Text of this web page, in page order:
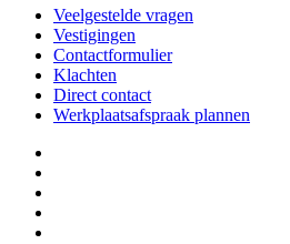
Veelgestelde vragen
Vestigingen
Contactformulier
Klachten
Direct contact
Werkplaatsafspraak plannen